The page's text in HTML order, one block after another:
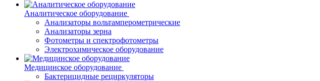
Аналитическое оборудование
Анализаторы вольтамперометрические
Анализаторы зерна
Фотометры и спектрофотометры
Электрохимическое оборудование
Медицинское оборудование
Бактерицидные рециркуляторы